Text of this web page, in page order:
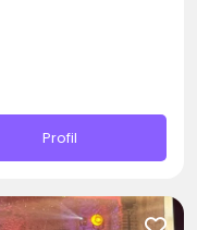
Profil